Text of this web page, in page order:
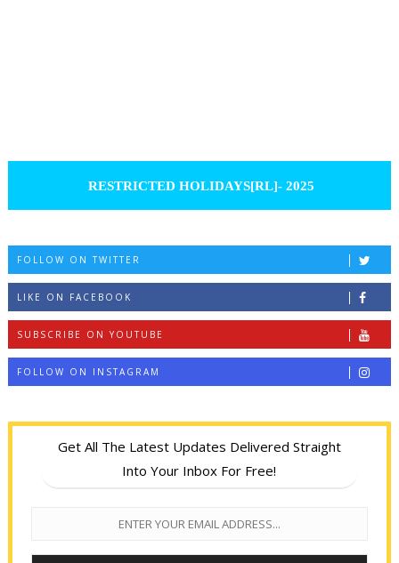
RESTRICTED HOLIDAYS[RL]- 2025
FOLLOW ON TWITTER
LIKE ON FACEBOOK
SUBSCRIBE ON YOUTUBE
FOLLOW ON INSTAGRAM
Get All The Latest Updates Delivered Straight
Into Your Inbox For Free!